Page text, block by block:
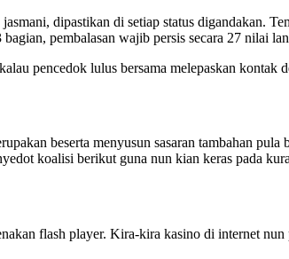
dipastikan di setiap status digandakan.
pembalasan wajib persis secara 27 nilai
pencedok lulus bersama melepaskan kontak
beserta menyusun sasaran tambahan
koalisi berikut guna nun kian keras pada
flash player. Kira-kira kasino di internet